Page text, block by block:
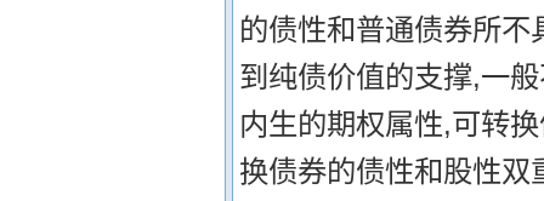
的债性和普通债券所
到纯债价值的支撑,一
内生的期权属性,可转
换债券的债性和股性